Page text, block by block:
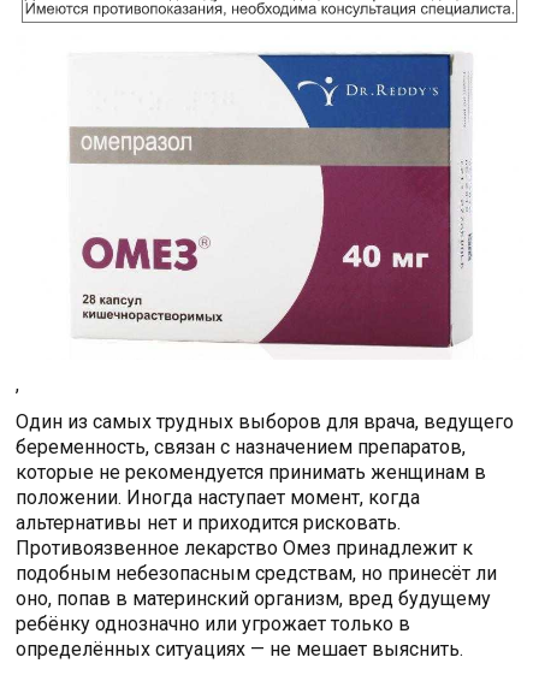
,
Один из самых трудных выборов для врача, ведущего
беременность, связан с назначением препаратов,
которые не рекомендуется принимать женщинам в
положении. Иногда наступает момент, когда
альтернативы нет и приходится рисковать.
Противоязвенное лекарство Омез принадлежит к
подобным небезопасным средствам, но принесёт ли
оно, попав в материнский организм, вред будущему
ребёнку однозначно или угрожает только в
определённых ситуациях — не мешает выяснить.